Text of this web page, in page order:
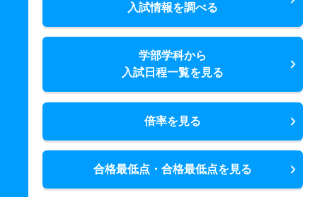
入試情報を調べる
学部学科から
入試日程一覧を見る
倍率を見る
合格最低点・合格最低点を見る